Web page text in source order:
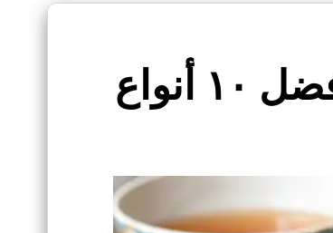
حلويات إيرانية لا تُنسى: أفضل ١٠ أنواع